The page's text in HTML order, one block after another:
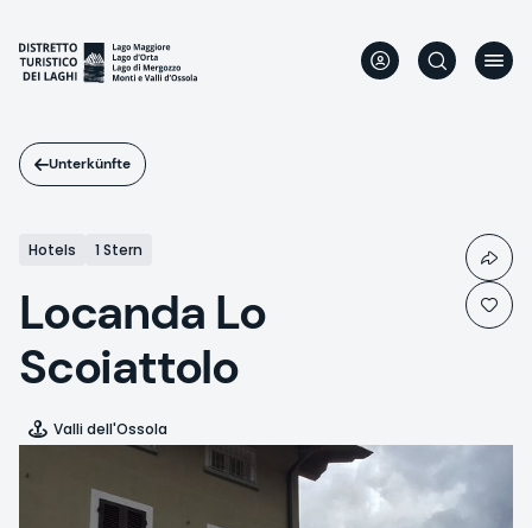
Inhalt
Unterkünfte
Hotels 1 Stern
Locanda Lo
Scoiattolo
Valli dell'Ossola